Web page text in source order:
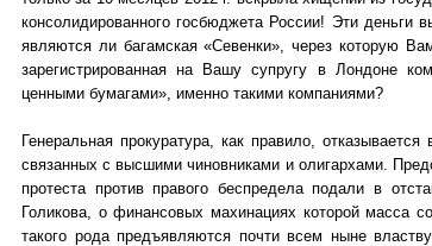
консолидированного госбюджета России! Эти
являются ли багамская «Севенки», через которую
зарегистрированная на Вашу супругу в Лондоне
ценными бумагами», именно такими компаниями?
Генеральная прокуратура, как правило,
связанных с высшими чиновниками и олигархами.
протеста против правого беспредела подали в
Голикова, о финансовых махинациях которой масса
такого рода предъявляются почти всем ныне